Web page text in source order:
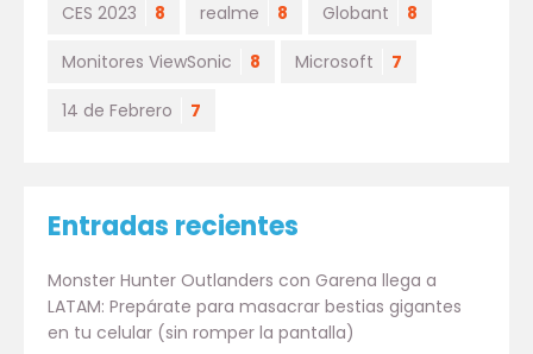
CES 2023 8 realme 8 Globant 8
Monitores ViewSonic 8 Microsoft 7
14 de Febrero 7
Entradas recientes
Monster Hunter Outlanders con Garena llega a
LATAM: Prepárate para masacrar bestias gigantes
en tu celular (sin romper la pantalla)